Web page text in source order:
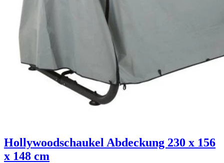
Hollywoodschaukel Abdeckung 230 x 156
x 148 cm